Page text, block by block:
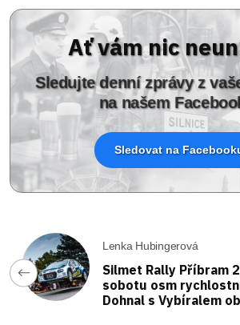
Ať vám nic
Sledujte denní zprávy z
na našem
Sledovat na
Lenka Hubingerová
Silmet Rally Příbram
sobotu osm
Dohnal s Vybíralem